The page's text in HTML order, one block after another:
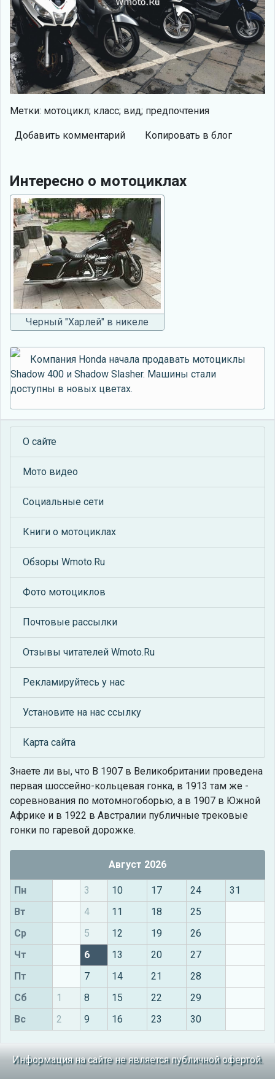
Метки: мотоцикл; класс; вид; предпочтения
Добавить комментарий Копировать в блог
Интересно о мотоциклах
Черный "Харлей" в никеле
Компания Honda начала продавать мотоциклы
Shadow 400 и Shadow Slasher. Машины стали
доступны в новых цветах.
О сайте
Мото видео
Социальные сети
Книги о мотоциклах
Обзоры Wmoto.Ru
Фото мотоциклов
Почтовые рассылки
Отзывы читателей Wmoto.Ru
Рекламируйтесь у нас
Установите на нас ссылку
Карта сайта
Знаете ли вы, что В 1907 в Великобритании проведена
первая шоссейно-кольцевая гонка, в 1913 там же -
соревнования по мотомногоборью, а в 1907 в Южной
Африке и в 1922 в Австралии публичные трековые
гонки по гаревой дорожке.
Август 2026
Пн 3 10 17 24
31
Вт
4 11 18
25
Ср
5 12 19
26
Чт
6 13 20
27
Пт
7 14 21
28
Сб
1 8 15 22
29
Вс
2 9 16 23 30
Информация на сайте не является публичной офертой.